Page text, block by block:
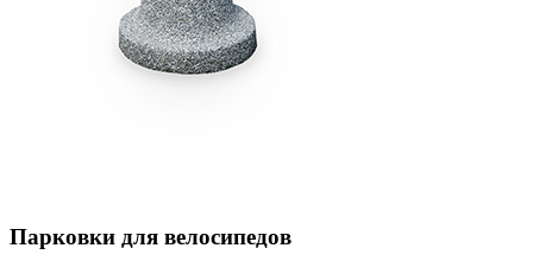
Парковки для велосипедов